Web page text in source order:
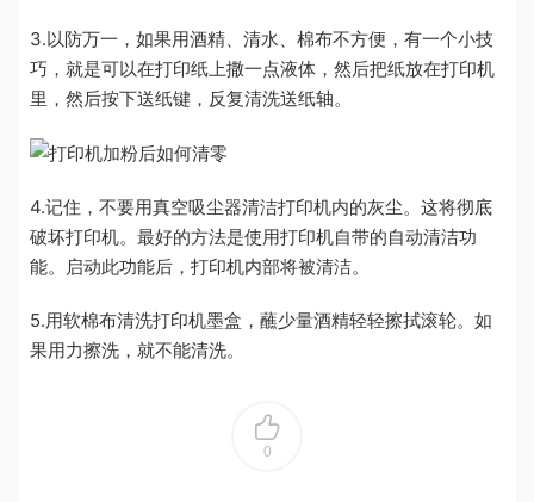
3.以防万一，如果用酒精、清水、棉布不方便，有一个小技
巧，就是可以在打印纸上撒一点液体，然后把纸放在打印机
里，然后按下送纸键，反复清洗送纸轴。
4.记住，不要用真空吸尘器清洁打印机内的灰尘。这将彻底
破坏打印机。最好的方法是使用打印机自带的自动清洁功
能。启动此功能后，打印机内部将被清洁。
5.用软棉布清洗打印机墨盒，蘸少量酒精轻轻擦拭滚轮。如
果用力擦洗，就不能清洗。
0